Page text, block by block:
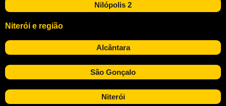
Nilópolis 2
Niterói e região
Alcântara
São Gonçalo
Niterói